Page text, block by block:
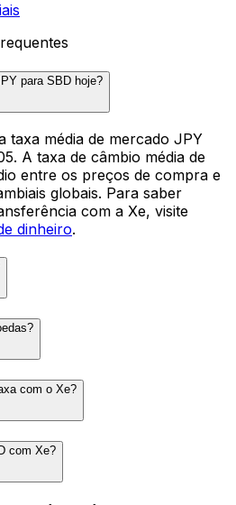
para SBD hoje?
taxa média de mercado JPY
A taxa de câmbio média de
entre os preços de compra e
globais. Para saber
com a Xe, visite
dinheiro.
com o Xe?
com Xe?